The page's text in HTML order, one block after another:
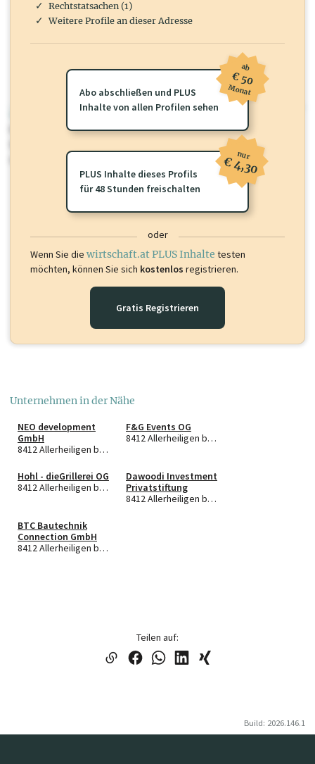
wirtschaft.at PLUS
Für dieses Profil gibt es zusätzlichewirtschaft.at PLUS Inhalte
Sie momentan nicht einsehen können. Schalten Sie dieses Profil frei
oder loggen Sie sich ein um diese Inhalte zu sehen.
Rechtstatsachen (1)
Weitere Profile an dieser Adresse
Abo abschließen und PLUS
Inhalte von allen Profilen sehen
ab
€ 50
Monat
PLUS Inhalte dieses Profils
für 48 Stunden freischalten
nur
€ 4,30
oder
Wenn Sie die wirtschaft.at PLUS Inhalte testen
möchten, können Sie sich kostenlos registrieren.
Gratis Registrieren
Unternehmen in der Nähe
NEO development
GmbH
8412 Allerheiligen bei Wildon
F&G Events OG
8412 Allerheiligen bei Wildon
Hohl - dieGrillerei OG
8412 Allerheiligen bei Wildon
Dawoodi Investment
Privatstiftung
8412 Allerheiligen bei Wildon
BTC Bautechnik
Connection GmbH
8412 Allerheiligen bei Wildon
Teilen auf:
Build: 2026.146.1